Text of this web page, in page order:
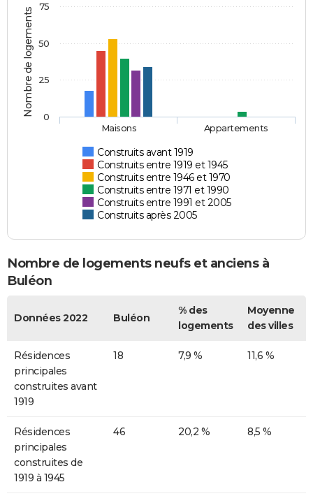
Nombre de logements
Construits avant 1919
Construits entre 1919 et 1945
Construits entre 1946 et 1970
Construits entre 1971 et 1990
Construits entre 1991 et 2005
Construits après 2005
Maisons Appartements
0
25
50
75
Nombre de logements neufs et anciens à
Buléon
Données 2022 Buléon
% des
logements
Moyenne
des villes
Résidences
principales
construites avant
1919
18 7,9 % 11,6 %
Résidences
principales
construites de
1919 à 1945
46 20,2 % 8,5 %